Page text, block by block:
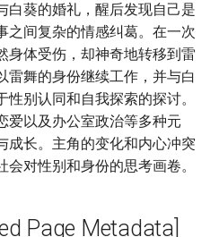
白葵的婚礼，醒后发现自己是
之间复杂的情感纠葛。在一次
身体受伤，却神奇地转移到雷
雷舞的身份继续工作，并与白
别认同和自我探索的探讨。
爱以及办公室政治等多种元
成长。主角的变化和内心冲突
对性别和身份的思考画卷。
Page Metadata]